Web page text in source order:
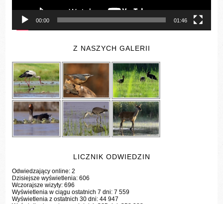
00:00 01:46
Z NASZYCH GALERII
LICZNIK ODWIEDZIN
Odwiedzający online:2
Dzisiejsze wyświetlenia:606
Wczorajsze wizyty:696
Wyświetlenia w ciągu ostatnich 7 dni:7 559
Wyświetlenia z ostatnich 30 dni:44 947